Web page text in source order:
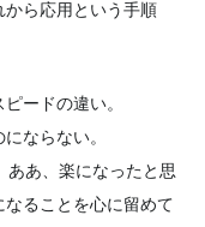
から応用という手順
ードの違い。
ならない。
あ、 楽になったと思
ることを心に留めて